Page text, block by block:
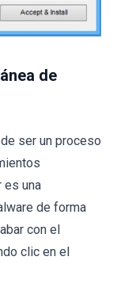
de
ser un proceso
es una
de forma
con el
clic en el